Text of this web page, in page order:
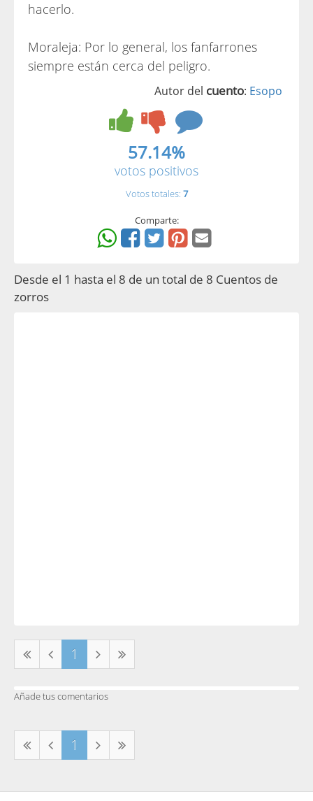
hacerlo.
Moraleja: Por lo general, los fanfarrones
siempre están cerca del peligro.
Autor del cuento: Esopo
57.14%
votos positivos
Votos totales: 7
Comparte:
Desde el 1 hasta el 8 de un total de 8 Cuentos de
zorros
1
Añade tus comentarios
1